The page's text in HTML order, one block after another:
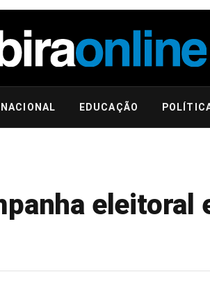
NACIONAL EDUCAÇÃO
eleitoral